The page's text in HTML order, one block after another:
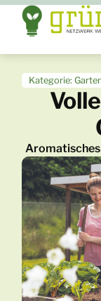
Kategorie:
Aromatisches